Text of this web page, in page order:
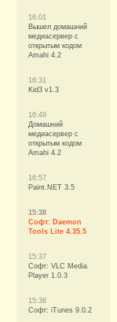
16:01
Вышел домашний
медиасервер с
открытым кодом
Amahi 4.2
16:31
Kid3 v1.3
16:49
Домашний
медиасервер с
открытым кодом
Amahi 4.2
16:57
Paint.NET 3.5
15:38
Софт: Daemon
Tools Lite 4.35.5
15:37
Софт: VLC Media
Player 1.0.3
15:36
Софт: iTunes 9.0.2